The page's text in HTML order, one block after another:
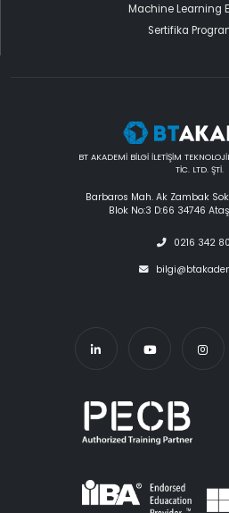
Machine Learning
Sertifika
BT AKADEMİ BİLGİ İLETİŞİM
TİC. LTD. ŞTİ.
Barbaros Mah. Ak Zambak
Blok No:3 D:66 34746
0216 342